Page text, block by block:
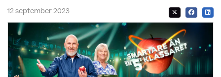
12 september 2023